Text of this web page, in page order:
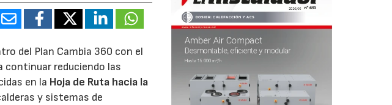
del Plan Cambia 360 con el
continuar reduciendo las
en la Hoja de Ruta hacia la
y sistemas de